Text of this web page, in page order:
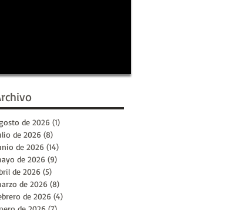
de 2026 (1)
de 2026 (8)
de 2026 (14)
de 2026 (9)
de 2026 (5)
de 2026 (8)
de 2026 (4)